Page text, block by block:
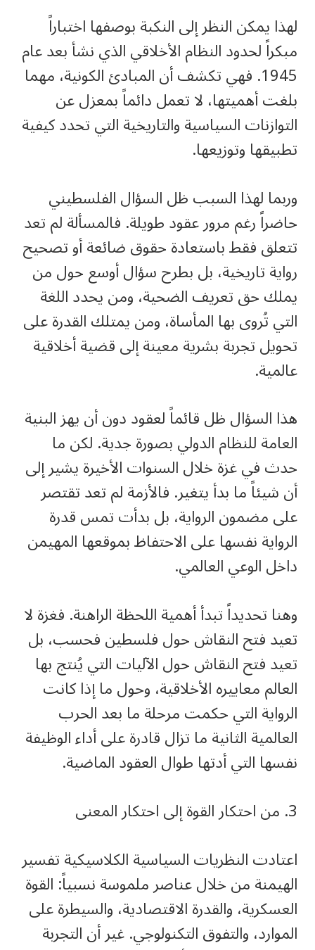
لهذا يمكن النظر إلى النكبة بوصفها اختباراً
مبكراً لحدود النظام الأخلاقي الذي نشأ بعد عام
1945. فهي تكشف أن المبادئ الكونية، مهما
بلغت أهميتها، لا تعمل دائماً بمعزل عن
التوازنات السياسية والتاريخية التي تحدد كيفية
تطبيقها وتوزيعها.
وربما لهذا السبب ظل السؤال الفلسطيني
حاضراً رغم مرور عقود طويلة. فالمسألة لم تعد
تتعلق فقط باستعادة حقوق ضائعة أو تصحيح
رواية تاريخية، بل بطرح سؤال أوسع حول من
يملك حق تعريف الضحية، ومن يحدد اللغة
التي تُروى بها المأساة، ومن يمتلك القدرة على
تحويل تجربة بشرية معينة إلى قضية أخلاقية
عالمية.
هذا السؤال ظل قائماً لعقود دون أن يهز البنية
العامة للنظام الدولي بصورة جدية. لكن ما
حدث في غزة خلال السنوات الأخيرة يشير إلى
أن شيئاً ما بدأ يتغير. فالأزمة لم تعد تقتصر
على مضمون الرواية، بل بدأت تمس قدرة
الرواية نفسها على الاحتفاظ بموقعها المهيمن
داخل الوعي العالمي.
وهنا تحديداً تبدأ أهمية اللحظة الراهنة. فغزة لا
تعيد فتح النقاش حول فلسطين فحسب، بل
تعيد فتح النقاش حول الآليات التي يُنتج بها
العالم معاييره الأخلاقية، وحول ما إذا كانت
الرواية التي حكمت مرحلة ما بعد الحرب
العالمية الثانية ما تزال قادرة على أداء الوظيفة
نفسها التي أدتها طوال العقود الماضية.
3. من احتكار القوة إلى احتكار المعنى
اعتادت النظريات السياسية الكلاسيكية تفسير
الهيمنة من خلال عناصر ملموسة نسبياً: القوة
العسكرية، والقدرة الاقتصادية، والسيطرة على
الموارد، والتفوق التكنولوجي. غير أن التجربة